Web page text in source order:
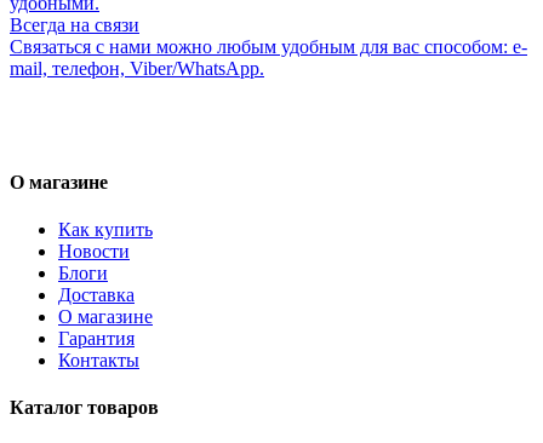
Всегда на связи
Связаться с нами можно любым удобным для вас способом: e-
mail, телефон, Viber/WhatsApp.
О магазине
Как купить
Новости
Блоги
Доставка
О магазине
Гарантия
Контакты
Каталог товаров